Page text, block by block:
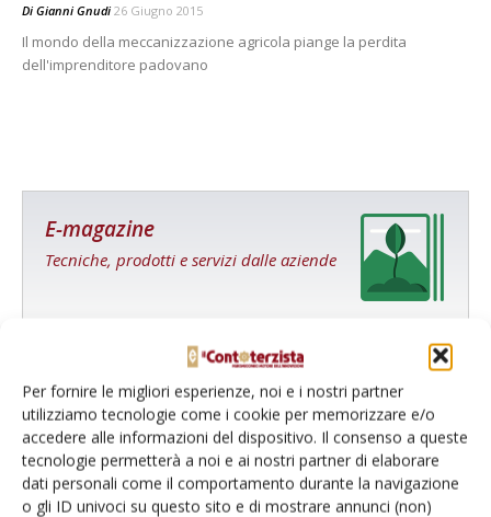
Per fornire le migliori esperienze, noi e i nostri partner
utilizziamo tecnologie come i cookie per memorizzare e/o
accedere alle informazioni del dispositivo. Il consenso a queste
tecnologie permetterà a noi e ai nostri partner di elaborare
dati personali come il comportamento durante la navigazione
o gli ID univoci su questo sito e di mostrare annunci (non)
Di Gianni Gnudi 26 Giugno 2015
Il mondo della meccanizzazione agricola piange la perdita
dell'imprenditore padovano
E-magazine
Tecniche, prodotti e servizi dalle aziende